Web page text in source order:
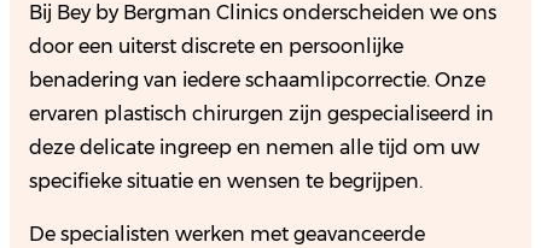
Bij Bey by Bergman Clinics onderscheiden we ons
door een uiterst discrete en persoonlijke
benadering van iedere schaamlipcorrectie. Onze
ervaren plastisch chirurgen zijn gespecialiseerd in
deze delicate ingreep en nemen alle tijd om uw
specifieke situatie en wensen te begrijpen.
De specialisten werken met geavanceerde